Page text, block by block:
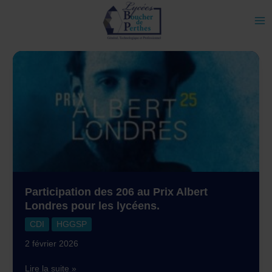
Participation des 206 au Prix Albert
Londres pour les lycéens.
CDI HGGSP
2 février 2026
Participation
Lire la suite »